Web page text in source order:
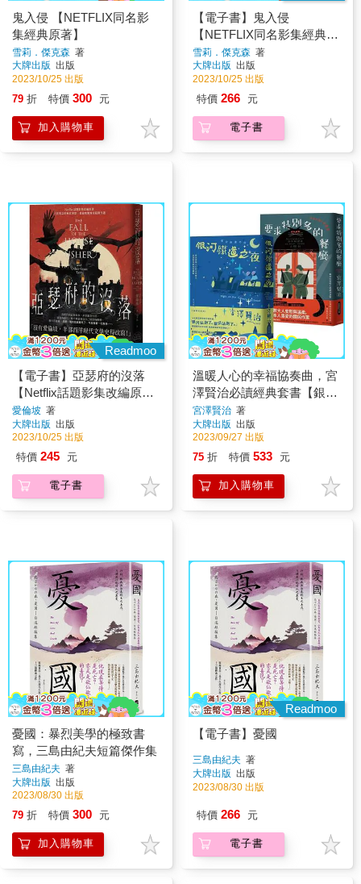
鬼入侵 【NETFLIX同名影
集經典原著】
雪莉．傑克森 著
大牌出版 出版
2023/10/25 出版
79 折 特價 300 元
加入購物車
【電子書】鬼入侵
【NETFLIX同名影集經典原
著】
雪莉．傑克森 著
大牌出版 出版
2023/10/25 出版
特價 266 元
電子書
Readmoo
【電子書】亞瑟府的沒落
【Netflix話題影集改編原
著】
愛倫坡 著
大牌出版 出版
2023/10/25 出版
特價 245 元
電子書
溫暖人心的幸福協奏曲，宮
澤賢治必讀經典套書【銀河
鐵道之夜＋要求特別多的餐
廳】
宮澤賢治 著
大牌出版 出版
2023/09/27 出版
75 折 特價 533 元
加入購物車
憂國：暴烈美學的極致書
寫，三島由紀夫短篇傑作集
三島由紀夫 著
大牌出版 出版
2023/08/30 出版
79 折 特價 300 元
加入購物車
Readmoo
【電子書】憂國
三島由紀夫 著
大牌出版 出版
2023/08/30 出版
特價 266 元
電子書